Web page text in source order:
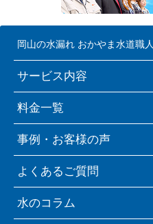
岡山の水漏れ おかやま水道職人
サービス内容
料金一覧
事例・お客様の声
よくあるご質問
水のコラム